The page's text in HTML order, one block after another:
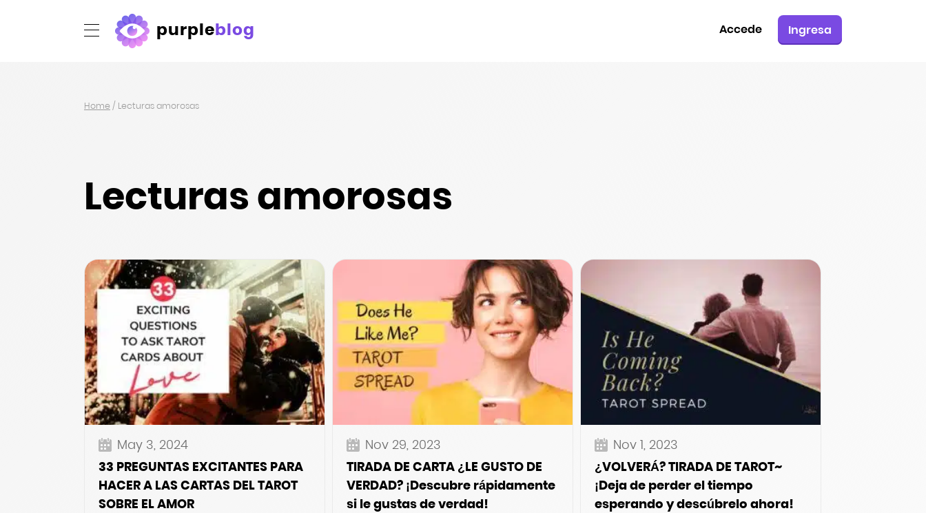
purpleblog Ingresa
Accede
Home / Lecturas amorosas
Lecturas amorosas
May 3, 2024
33 PREGUNTAS EXCITANTES PARA
HACER A LAS CARTAS DEL TAROT
SOBRE EL AMOR
Nov 29, 2023
TIRADA DE CARTA ¿LE GUSTO DE
VERDAD? ¡Descubre rápidamente
si le gustas de verdad!
Nov 1, 2023
¿VOLVERÁ? TIRADA DE TAROT~
¡Deja de perder el tiempo
esperando y descúbrelo ahora!